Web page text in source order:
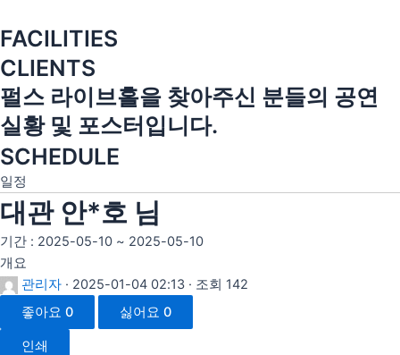
FACILITIES
CLIENTS
펄스 라이브홀을 찾아주신 분들의 공연
실황 및 포스터입니다.
SCHEDULE
일정
대관 안*호 님
기간 : 2025-05-10 ~ 2025-05-10
개요
관리자 · 2025-01-04 02:13 · 조회 142
좋아요 0 싫어요 0
인쇄